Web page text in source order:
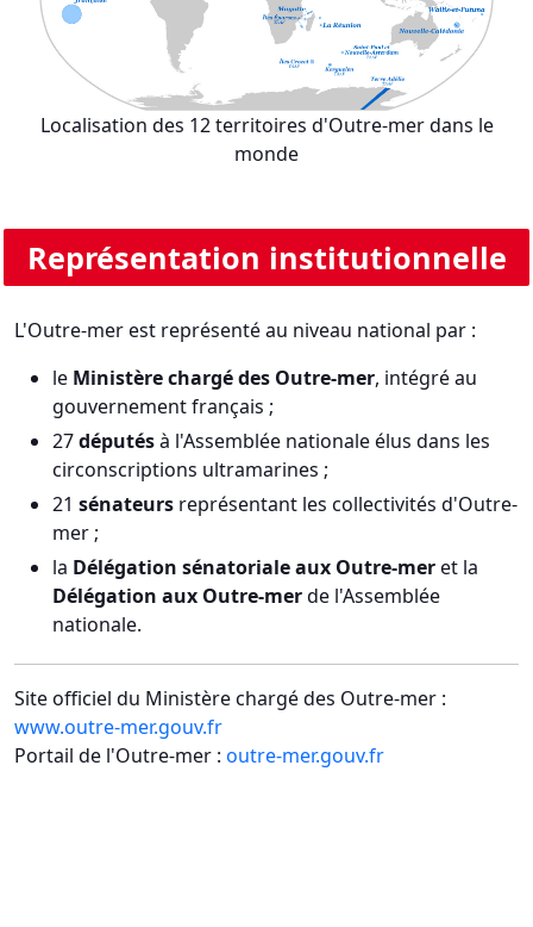
Localisation des 12 territoires d'Outre-mer dans le
monde
Représentation institutionnelle
L'Outre-mer est représenté au niveau national par :
le Ministère chargé des Outre-mer, intégré au
gouvernement français ;
27députésà l'Assemblée nationale élus dans les
circonscriptions ultramarines ;
21 sénateurs représentant les collectivités d'Outre-
mer ;
la Délégation sénatoriale aux Outre-meret la
Délégation aux Outre-merde l'Assemblée
nationale.
Site officiel du Ministère chargé des Outre-mer :
www.outre-mer.gouv.fr
Portail de l'Outre-mer : outre-mer.gouv.fr